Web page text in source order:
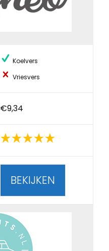
Koelvers
Vriesvers
€9,34
BEKIJKEN